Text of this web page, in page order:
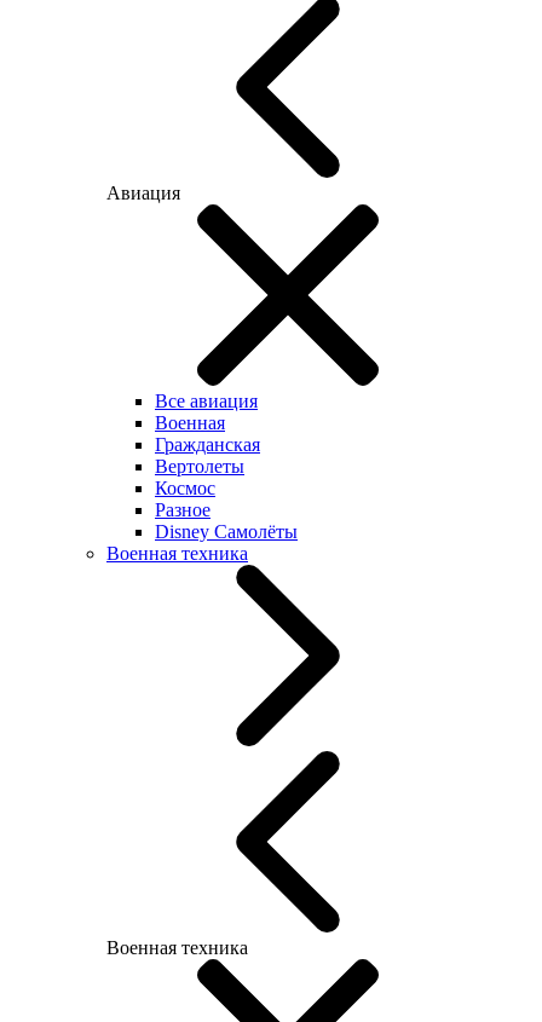
Авиация
Все авиация
Военная
Гражданская
Вертолеты
Космос
Разное
Disney Самолёты
Военная техника
Военная техника